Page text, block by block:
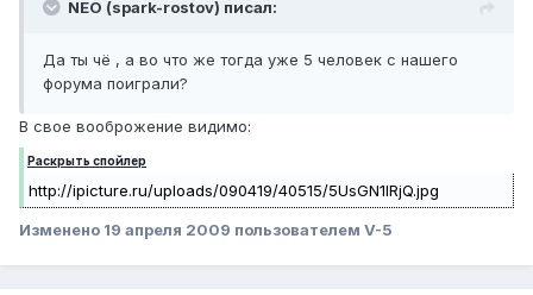
NEO (spark-rostov) писал:
Да ты чё , а во что же тогда уже 5 человек с нашего
форума поиграли?
В свое вооброжение видимо:
Раскрыть спойлер
http://ipicture.ru/uploads/090419/40515/5UsGN1IRjQ.jpg
Изменено 19 апреля 2009 пользователем V-5